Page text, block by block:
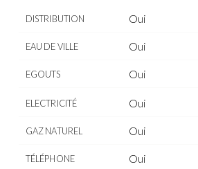
DISTRIBUTION Oui
EAU DE VILLE Oui
EGOUTS Oui
ELECTRICITÉ Oui
GAZ NATUREL Oui
TÉLÉPHONE Oui